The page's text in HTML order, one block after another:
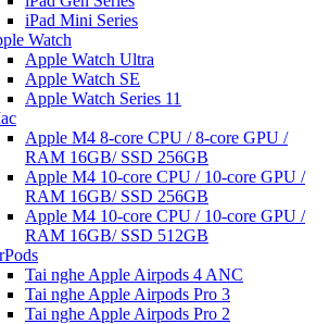
iPad Mini Series
Watch
Apple Watch Ultra
Apple Watch SE
Apple Watch Series 11
Apple M4 8-core CPU / 8-core GPU /
RAM 16GB/ SSD 256GB
Apple M4 10-core CPU / 10-core GPU /
RAM 16GB/ SSD 256GB
Apple M4 10-core CPU / 10-core GPU /
RAM 16GB/ SSD 512GB
Tai nghe Apple Airpods 4 ANC
Tai nghe Apple Airpods Pro 3
Tai nghe Apple Airpods Pro 2